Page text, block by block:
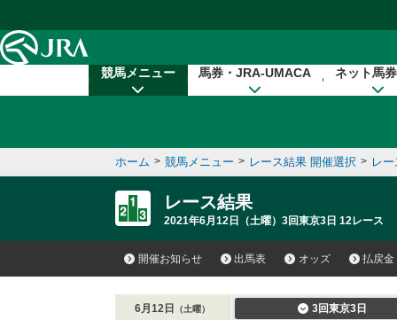
競馬メニュー 馬券・JRA-UMACA ネット馬
ホーム > 競馬メニュー > レース結果 開催選択 > レ
レース結果
2021年6月12日（土曜）3回東京3日 12レース
開催お知らせ 出馬表 オッズ 払戻金
6月12日 （土曜） 3回東京3日